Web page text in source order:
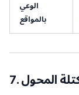
الوعي
بالمواقع
المحول